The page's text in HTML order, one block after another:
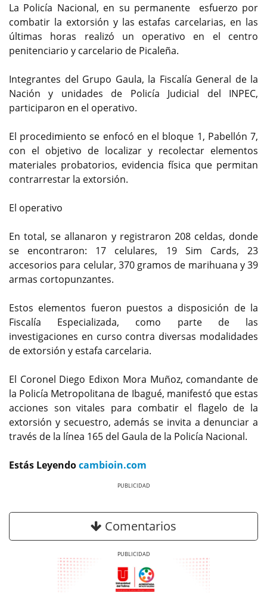
La Policía Nacional, en su permanente esfuerzo por
combatir la extorsión y las estafas carcelarias, en las
últimas horas realizó un operativo en el centro
penitenciario y carcelario de Picaleña.
Integrantes del Grupo Gaula, la Fiscalía General de la
Nación y unidades de Policía Judicial del INPEC,
participaron en el operativo.
El procedimiento se enfocó en el bloque 1, Pabellón 7,
con el objetivo de localizar y recolectar elementos
materiales probatorios, evidencia física que permitan
contrarrestar la extorsión.
El operativo
En total, se allanaron y registraron 208 celdas, donde
se encontraron: 17 celulares, 19 Sim Cards, 23
accesorios para celular, 370 gramos de marihuana y 39
armas cortopunzantes.
Estos elementos fueron puestos a disposición de la
Fiscalía Especializada, como parte de las
investigaciones en curso contra diversas modalidades
de extorsión y estafa carcelaria.
El Coronel Diego Edixon Mora Muñoz, comandante de
la Policía Metropolitana de Ibagué, manifestó que estas
acciones son vitales para combatir el flagelo de la
extorsión y secuestro, además se invita a denunciar a
través de la línea 165 del Gaula de la Policía Nacional.
Estás Leyendocambioin.com
Comentarios